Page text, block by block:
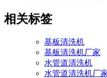
相关标签
基板清洗机
基板清洗机厂家
水管道清洗机
水管道清洗机厂